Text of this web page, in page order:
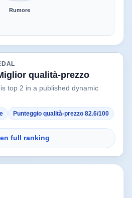
Rumore
qualità-prezzo
top 2 in a published dynamic
Punteggio qualità-prezzo 82.6/100
full ranking